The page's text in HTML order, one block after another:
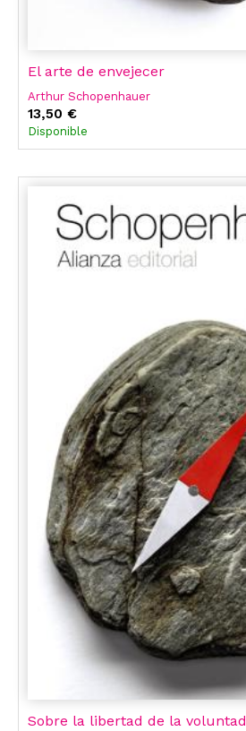
El arte de envejecer
Arthur Schopenhauer
13,50 €
Disponible
Sobre la libertad de la voluntad